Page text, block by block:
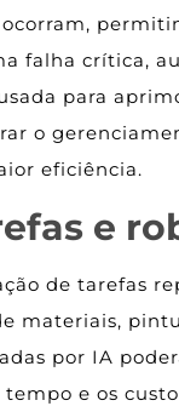
falha crítica,
para
o
eficiência.
e
de tarefas
materiais,
por IA
e os